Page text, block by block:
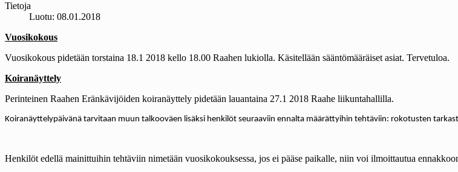
Tietoja
Luotu: 08.01.2018
Vuosikokous
Vuosikokous pidetään torstaina 18.1 2018 kello 18.00 Raahen lukiolla. Käsitellään sääntömääräiset asiat. Tervetuloa.
Koiranäyttely
Perinteinen Raahen Eränkävijöiden koiranäyttely pidetään lauantaina 27.1 2018 Raahe liikuntahallilla.
Koiranäyttelypäivänä tarvitaan muun talkooväen lisäksi henkilöt seuraaviin ennalta määrättyihin tehtäviin: rokotusten
Henkilöt edellä mainittuihin tehtäviin nimetään vuosikokouksessa, jos ei pääse paikalle, niin voi ilmoittautua